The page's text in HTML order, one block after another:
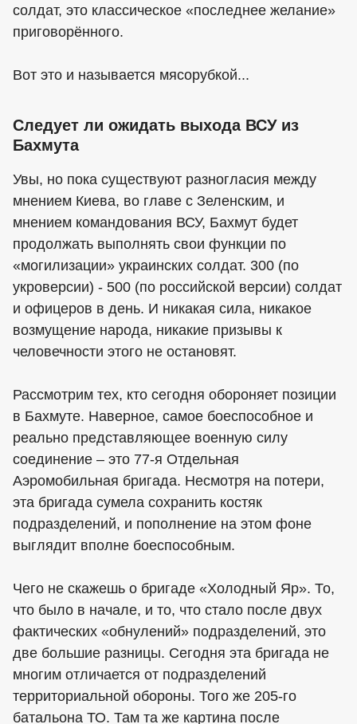
солдат, это классическое «последнее желание»
приговорённого.
Вот это и называется мясорубкой...
Следует ли ожидать выхода ВСУ из
Бахмута
Увы, но пока существуют разногласия между
мнением Киева, во главе с Зеленским, и
мнением командования ВСУ, Бахмут будет
продолжать выполнять свои функции по
«могилизации» украинских солдат. 300 (по
укроверсии) - 500 (по российской версии) солдат
и офицеров в день. И никакая сила, никакое
возмущение народа, никакие призывы к
человечности этого не остановят.
Рассмотрим тех, кто сегодня обороняет позиции
в Бахмуте. Наверное, самое боеспособное и
реально представляющее военную силу
соединение – это 77-я Отдельная
Аэромобильная бригада. Несмотря на потери,
эта бригада сумела сохранить костяк
подразделений, и пополнение на этом фоне
выглядит вполне боеспособным.
Чего не скажешь о бригаде «Холодный Яр». То,
что было в начале, и то, что стало после двух
фактических «обнулений» подразделений, это
две большие разницы. Сегодня эта бригада не
многим отличается от подразделений
территориальной обороны. Того же 205-го
батальона ТО. Там та же картина после